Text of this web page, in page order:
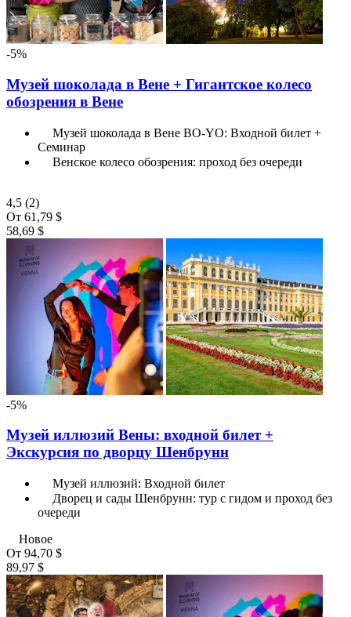
-5%
Музей шоколада в Вене + Гигантское колесо
обозрения в Вене
Музей шоколада в Вене BO-YO: Входной билет +
Семинар
Венское колесо обозрения: проход без очереди
4,5 (2)
От 61,79 $
58,69 $
-5%
Музей иллюзий Вены: входной билет +
Экскурсия по дворцу Шенбрунн
Музей иллюзий: Входной билет
Дворец и сады Шенбрунн: тур с гидом и проход без
очереди
Новое
От 94,70 $
89,97 $